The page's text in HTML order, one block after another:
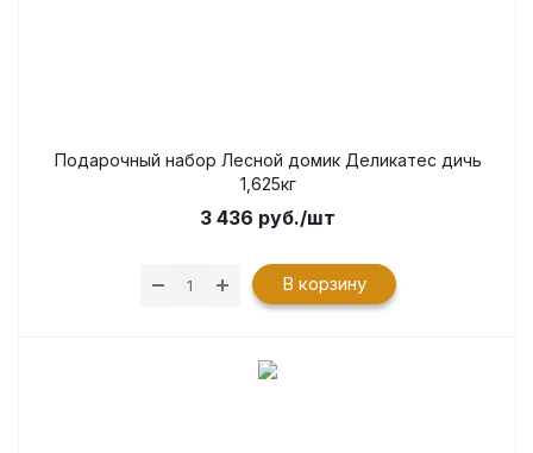
Подарочный набор Лесной домик Деликатес дичь
1,625кг
3 436 руб./шт
В корзину